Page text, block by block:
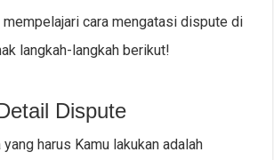
mempelajari cara mengatasi dispute di
langkah-langkah berikut!
Dispute
harus Kamu lakukan adalah